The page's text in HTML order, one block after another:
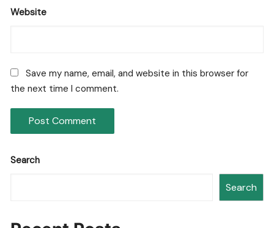
Website
Save my name, email, and website in this browser for
the next time I comment.
Search
Search